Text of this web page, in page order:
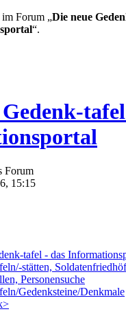
Forum „Die neue
“.
15:15
tafel - das
stätten,
Personensuche
Gedenksteine/Denkmale